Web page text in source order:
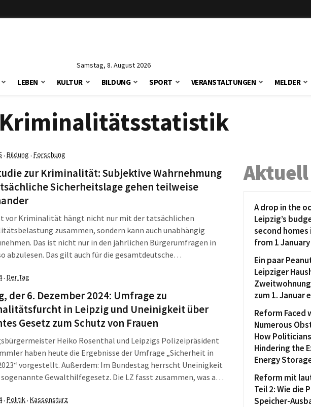
Samstag, 8. August 2026
LEBEN KULTUR BILDUNG SPORT VERANSTALTUNGEN MELDER
Kriminalitätsstatistik
· Bildung · Forschung
zur Kriminalität: Subjektive Wahrnehmung
Sicherheitslage gehen teilweise
vor Kriminalität hängt nicht nur mit der tatsächlichen
zusammen, sondern kann auch unabhängig
Das ist nicht nur in den jährlichen Bürgerumfragen in
abzulesen. Das gilt auch für die gesamtdeutsche
Akte, die tagelang die Schlagzeilen dominieren und so den
· Der Tag
der 6. Dezember 2024: Umfrage zu
in Leipzig und Uneinigkeit über
Gesetz zum Schutz von Frauen
Heiko Rosenthal und Leipzigs Polizeipräsident
haben heute die Ergebnisse der Umfrage „Sicherheit in
vorgestellt. Außerdem: Im Bundestag herrscht Uneinigkeit
sogenannte Gewalthilfegesetz. Die LZ fasst zusammen, was am
Umfrage zu Kriminalitätsfurcht in Leipzig Am heutigen
· Politik· Kassensturz
Aktuell
A drop in the
Leipzig’s
second homes
from 1 January
Ein paar
Leipziger
zum 1. Januar
Reform Faced
Numerous
How
Hindering the
Energy
Reform mit
Teil 2: Wie die
Speicher-